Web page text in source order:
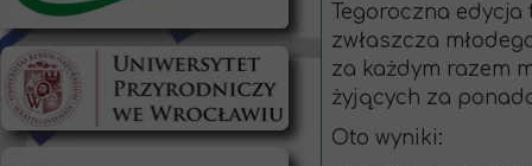
Tegoroczna
zwłaszcza
za każdym razem
żyjących za
Oto wyniki: